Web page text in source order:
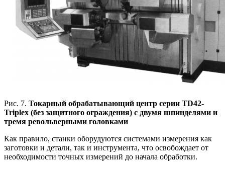
Рис. 7. Токарный обрабатывающий центр серии TD42-
Triplex (без защитного ограждения) с двумя шпинделями и
тремя револьверными головками
Как правило, станки оборудуются системами измерения как
заготовки и детали, так и инструмента, что освобождает от
необходимости точных измерений до начала обработки.